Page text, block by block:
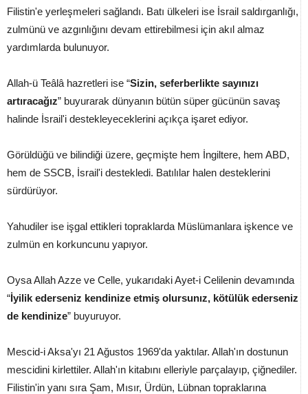
Filistin'e yerleşmeleri sağlandı. Batı ülkeleri ise İsrail saldırganlığı,
zulmünü ve azgınlığını devam ettirebilmesi için akıl almaz
yardımlarda bulunuyor.
Allah-ü Teâlâ hazretleri ise “Sizin, seferberlikte sayınızı
artıracağız” buyurarak dünyanın bütün süper gücünün savaş
halinde İsrail'i destekleyeceklerini açıkça işaret ediyor.
Görüldüğü ve bilindiği üzere, geçmişte hem İngiltere, hem ABD,
hem de SSCB, İsrail'i destekledi. Batılılar halen desteklerini
sürdürüyor.
Yahudiler ise işgal ettikleri topraklarda Müslümanlara işkence ve
zulmün en korkuncunu yapıyor.
Oysa Allah Azze ve Celle, yukarıdaki Ayet-i Celilenin devamında
“İyilik ederseniz kendinize etmiş olursunız, kötülük ederseniz
de kendinize” buyuruyor.
Mescid-i Aksa'yı 21 Ağustos 1969'da yaktılar. Allah'ın dostunun
mescidini kirlettiler. Allah'ın kitabını elleriyle parçalayıp, çiğnediler.
Filistin'in yanı sıra Şam, Mısır, Ürdün, Lübnan topraklarına